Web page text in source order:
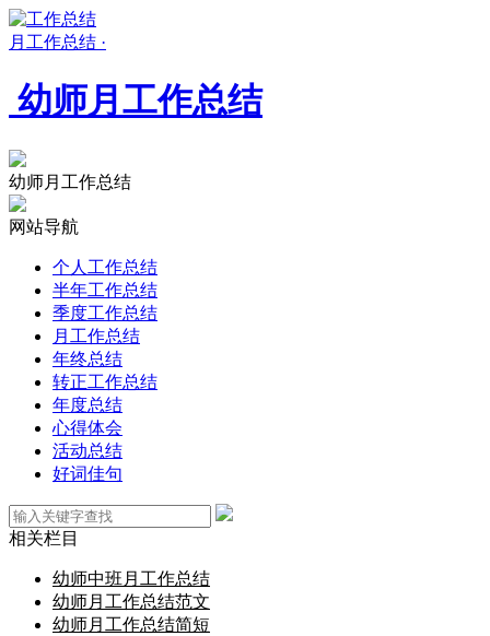
月工作总结 ·
幼师月工作总结
幼师月工作总结
网站导航
个人工作总结
半年工作总结
季度工作总结
月工作总结
年终总结
转正工作总结
年度总结
心得体会
活动总结
好词佳句
相关栏目
幼师中班月工作总结
幼师月工作总结范文
幼师月工作总结简短